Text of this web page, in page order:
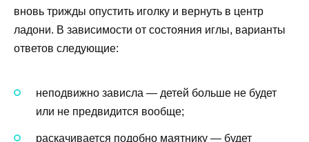
вновь трижды опустить иголку и вернуть в центр
ладони. В зависимости от состояния иглы, варианты
ответов следующие:
неподвижно зависла — детей больше не будет
или не предвидится вообще;
раскачивается подобно маятнику — будет